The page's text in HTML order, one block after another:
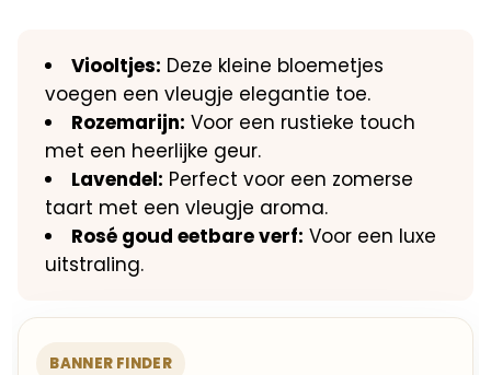
Viooltjes: Deze kleine bloemetjes
voegen een vleugje elegantie toe.​
Rozemarijn: Voor een rustieke touch
met een heerlijke geur.​
Lavendel: Perfect voor een zomerse
taart met een vleugje aroma.​
Rosé goud eetbare verf: Voor een luxe
uitstraling.​
BANNER FINDER